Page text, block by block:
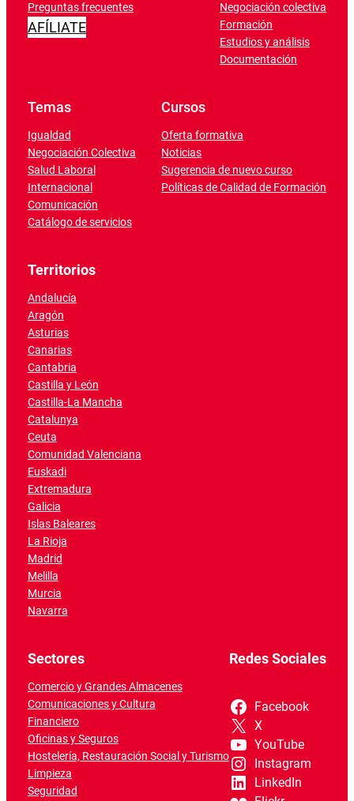
Preguntas frecuentes
AFÍLIATE
Negociación colectiva
Formación
Estudios y análisis
Documentación
Temas
Igualdad
Negociación Colectiva
Salud Laboral
Internacional
Comunicación
Catálogo de servicios
Cursos
Oferta formativa
Noticias
Sugerencia de nuevo curso
Políticas de Calidad de Formación
Territorios
Andalucía
Aragón
Asturias
Canarias
Cantabria
Castilla y León
Castilla-La Mancha
Catalunya
Ceuta
Comunidad Valenciana
Euskadi
Extremadura
Galicia
Islas Baleares
La Rioja
Madrid
Melilla
Murcia
Navarra
Sectores
Comercio y Grandes Almacenes
Comunicaciones y Cultura
Financiero
Oficinas y Seguros
Hostelería, Restauración Social y Turismo
Limpieza
Seguridad
Redes Sociales
Facebook
X
YouTube
Instagram
LinkedIn